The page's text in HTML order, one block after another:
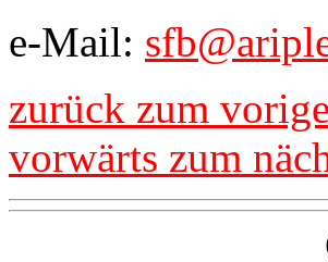
e-Mail:
zurück zum
vorwärts zum